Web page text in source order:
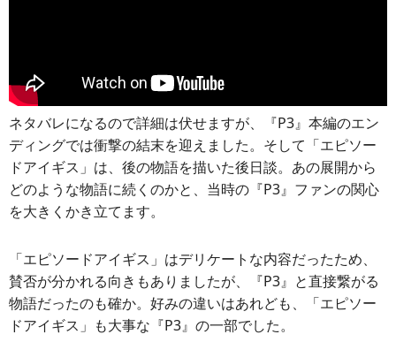
ネタバレになるので詳細は伏せますが、『P3』本編のエン
ディングでは衝撃の結末を迎えました。そして「エピソー
ドアイギス」は、後の物語を描いた後日談。あの展開から
どのような物語に続くのかと、当時の『P3』ファンの関心
を大きくかき立てます。
「エピソードアイギス」はデリケートな内容だったため、
賛否が分かれる向きもありましたが、『P3』と直接繋がる
物語だったのも確か。好みの違いはあれども、「エピソー
ドアイギス」も大事な『P3』の一部でした。